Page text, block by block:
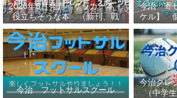
2026年6月発売 サッカー本＋
役立ちそうな本 （新刊、戦
術、自伝、指導法、トレンド、
スポーツビジネス、高校サッカ
ー）勝つ方法、上手くなる方法
を見つけよう！
今治 寄
ケル】
い、サ
女、初心
っし
今治 フットサルスクール
今治クレ
（中学